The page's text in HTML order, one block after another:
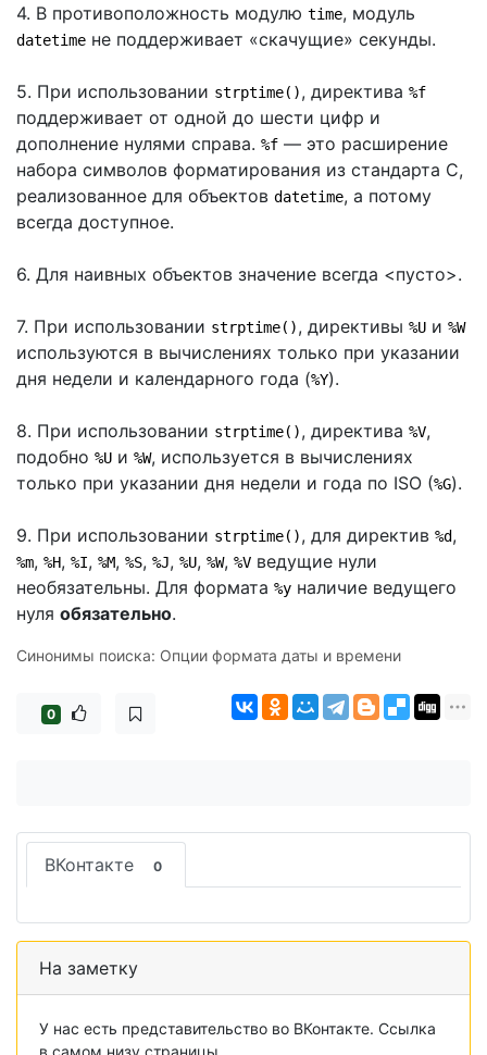
4. В противоположность модулю time, модуль
datetime не поддерживает «скачущие» секунды.
5. При использовании strptime(), директива %f
поддерживает от одной до шести цифр и
дополнение нулями справа. %f — это расширение
набора символов форматирования из стандарта C,
реализованное для объектов datetime, а потому
всегда доступное.
6. Для наивных объектов значение всегда <пусто>.
7. При использовании strptime(), директивы %U и %W
используются в вычислениях только при указании
дня недели и календарного года (%Y).
8. При использовании strptime(), директива %V,
подобно %U и %W, используется в вычислениях
только при указании дня недели и года по ISO (%G).
9. При использовании strptime(), для директив %d,
%m, %H, %I, %M, %S, %J, %U, %W, %V ведущие нули
необязательны. Для формата %y наличие ведущего
нуля обязательно.
Синонимы поиска: Опции формата даты и времени
0
ВКонтакте 0
На заметку
У нас есть представительство во ВКонтакте. Ссылка
в самом низу страницы.